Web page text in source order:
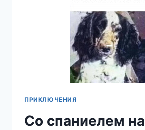
МУЗИС
ПРИКЛЮЧЕНИЯ
Со спаниелем на